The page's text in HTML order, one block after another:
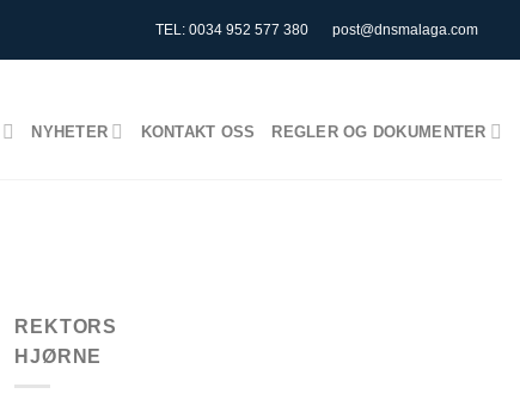
TEL: 0034 952 577 380 post@dnsmalaga.com
NYHETER KONTAKT OSS REGLER OG DOKUMENTER
REKTORS
HJØRNE